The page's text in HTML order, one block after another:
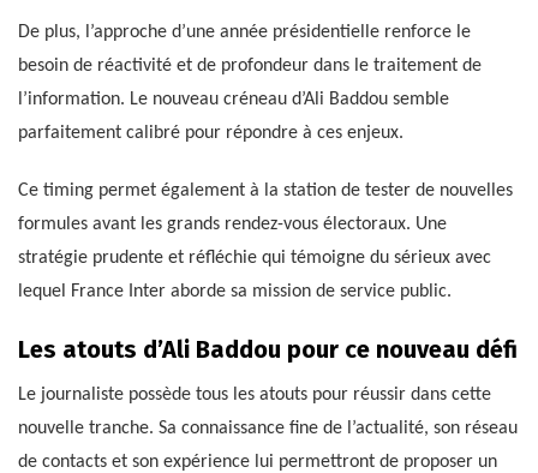
De plus, l’approche d’une année présidentielle renforce le
besoin de réactivité et de profondeur dans le traitement de
l’information. Le nouveau créneau d’Ali Baddou semble
parfaitement calibré pour répondre à ces enjeux.
Ce timing permet également à la station de tester de nouvelles
formules avant les grands rendez-vous électoraux. Une
stratégie prudente et réfléchie qui témoigne du sérieux avec
lequel France Inter aborde sa mission de service public.
Les atouts d’Ali Baddou pour ce nouveau défi
Le journaliste possède tous les atouts pour réussir dans cette
nouvelle tranche. Sa connaissance fine de l’actualité, son réseau
de contacts et son expérience lui permettront de proposer un